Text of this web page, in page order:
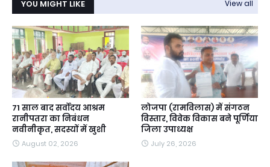
YOU MIGHT LIKE View all
71 साल बाद सर्वोदय आश्रम
रानीपतरा का निबंधन
नवीनीकृत, सदस्यों में खुशी
August 02, 2026
लोजपा (रामविलास) में संगठन
विस्तार, विवेक विकास बने पूर्णिया
जिला उपाध्यक्ष
July 26, 2026